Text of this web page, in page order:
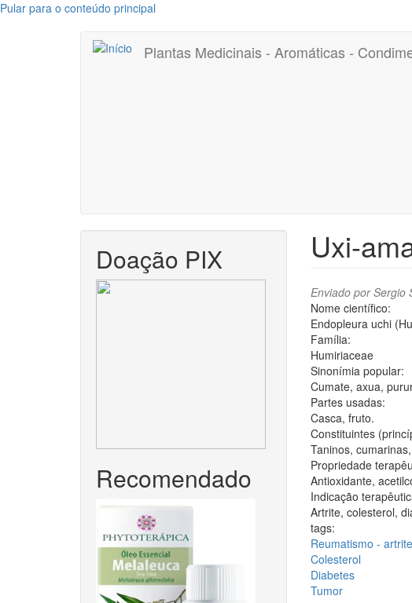
Pular para o conteúdo principal
Plantas Medicinais - Aromáticas -
Doação PIX
Recomendado
Uxi-
Enviado porSergio
Nome científico:
Endopleura uchi
Família:
Humiriaceae
Sinonímia popular:
Cumate, axua,
Partes usadas:
Casca, fruto.
Constituintes
Taninos,
Propriedade
Antioxidante,
Indicação
Artrite, colesterol,
tags:
Reumatismo -
Colesterol
Diabetes
Tumor